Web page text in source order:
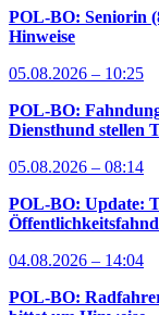
POL-BO: Seniorin
Hinweise
05.08.2026 – 10:25
POL-BO:
Diensthund stellen
05.08.2026 – 08:14
POL-BO: Update:
04.08.2026 – 14:04
POL-BO: